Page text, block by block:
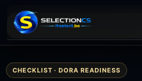
Diagnostic DORA
CHECKLIST · DORA READINESS